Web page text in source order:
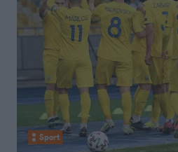
Sport